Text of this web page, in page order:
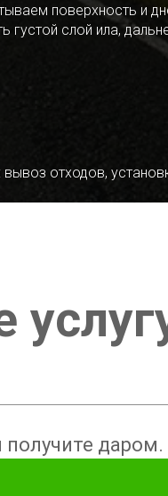
поверхность и
слой ила,
отходов,
получите даром.